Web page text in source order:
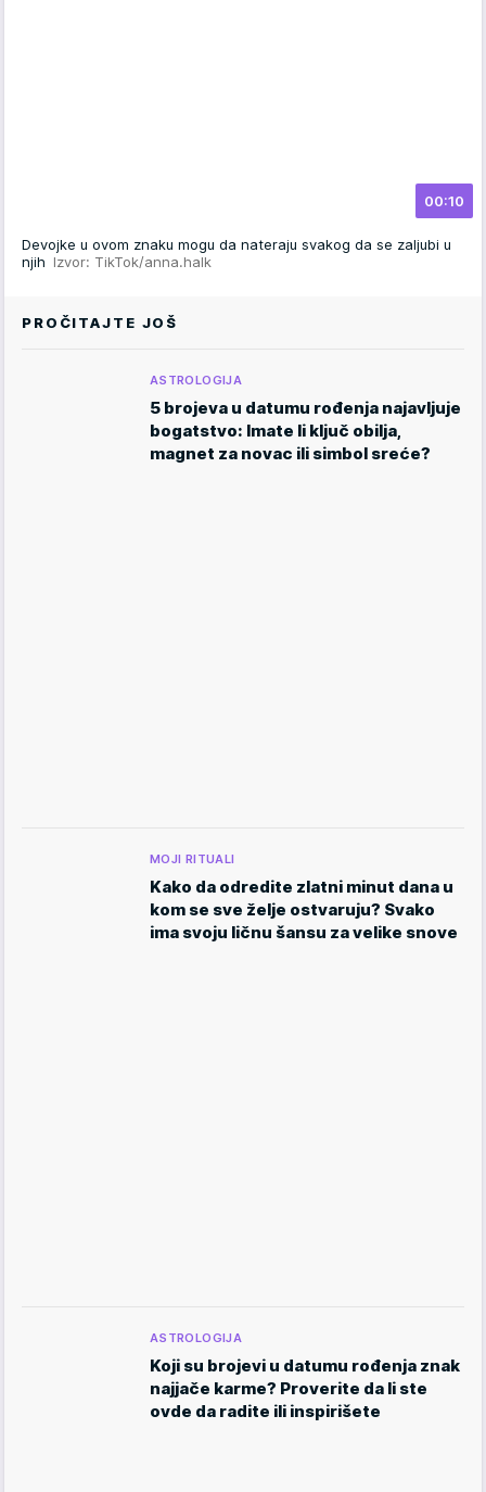
00:10
Devojke u ovom znaku mogu da nateraju svakog da se zaljubi u
njih Izvor: TikTok/anna.halk
PROČITAJTE JOŠ
ASTROLOGIJA
5 brojeva u datumu rođenja najavljuje
bogatstvo: Imate li ključ obilja,
magnet za novac ili simbol sreće?
MOJI RITUALI
Kako da odredite zlatni minut dana u
kom se sve želje ostvaruju? Svako
ima svoju ličnu šansu za velike snove
ASTROLOGIJA
Koji su brojevi u datumu rođenja znak
najjače karme? Proverite da li ste
ovde da radite ili inspirišete